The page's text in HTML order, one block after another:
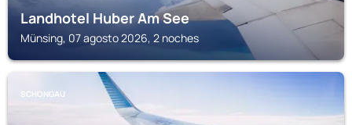
Landhotel Huber Am See
Münsing, 07 agosto 2026, 2 noches
SCHONGAU